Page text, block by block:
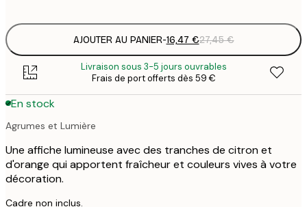
AJOUTER AU PANIER-16,47 €27,45 €
Livraison sous 3-5 jours ouvrables
Frais de port offerts dès 59 €
En stock
Agrumes et Lumière
Une affiche lumineuse avec des tranches de citron et
d'orange qui apportent fraîcheur et couleurs vives à votre
décoration.
Cadre non inclus.